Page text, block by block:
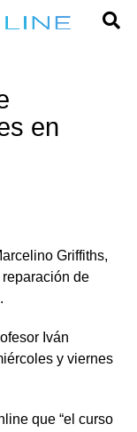
en
Griffiths,
de
Iván
y viernes
que “el curso